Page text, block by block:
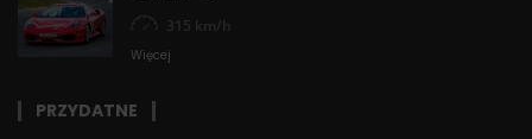
315 km/h
Więcej
PRZYDATNE